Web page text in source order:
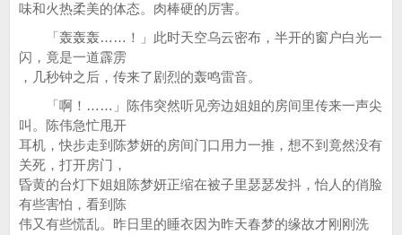
味和火热柔美的体态。肉棒硬的厉害。
「轰轰轰……！」此时天空乌云密布，半开的窗户白光一
闪，竟是一道霹雳
，几秒钟之后，传来了剧烈的轰鸣雷音。
「啊！……」陈伟突然听见旁边姐姐的房间里传来一声尖
叫。陈伟急忙甩开
耳机，快步走到陈梦妍的房间门口用力一推，想不到竟然没有
关死，打开房门，
昏黄的台灯下姐姐陈梦妍正缩在被子里瑟瑟发抖，怡人的俏脸
有些害怕，看到陈
伟又有些慌乱。昨日里的睡衣因为昨天春梦的缘故才刚刚洗